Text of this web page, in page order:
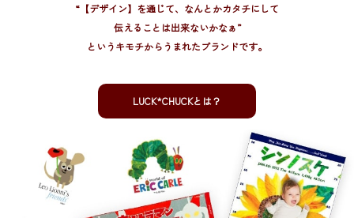
“【デザイン】を通じて、 なんとかカタチにして
伝えることは出来ないかなぁ”
というキモチからうまれたブランドです。
LUCK*CHUCKとは？